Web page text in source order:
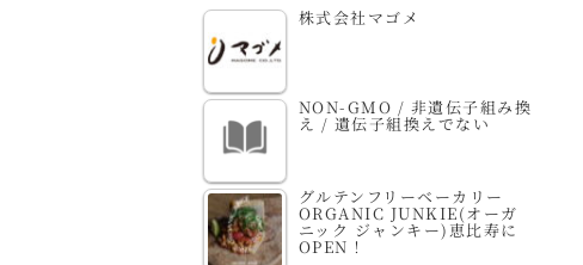
株式会社マゴメ
NON-GMO / 非遺伝子組み換
え / 遺伝子組換えでない
グルテンフリーベーカリー
ORGANIC JUNKIE(オーガ
ニック ジャンキー)恵比寿に
OPEN！